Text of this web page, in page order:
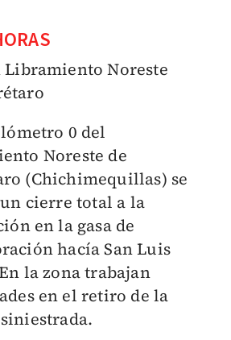
Libramiento Noreste
0 del
Noreste de
(Chichimequillas) se
cierre total a la
en la gasa de
hacía San Luis
la zona trabajan
en el retiro de la